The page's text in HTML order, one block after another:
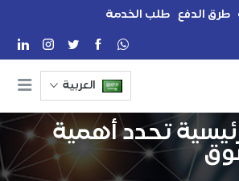
طرق الدفع طلب الخدمة
العربية
تحدد أهمية